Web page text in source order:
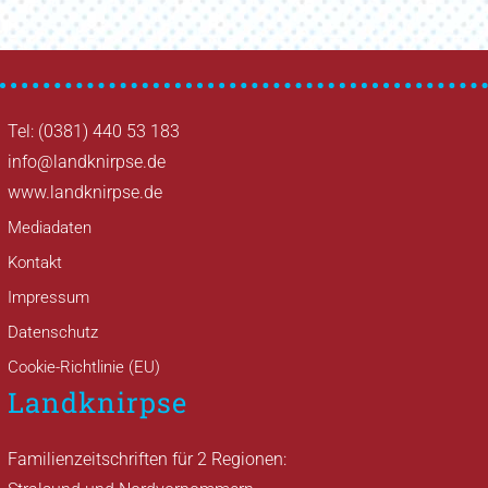
Tel: (0381) 440 53 183
info@landknirpse.de
www.landknirpse.de
Mediadaten
Kontakt
Impressum
Datenschutz
Cookie-Richtlinie (EU)
Landknirpse
Familienzeitschriften für 2 Regionen: